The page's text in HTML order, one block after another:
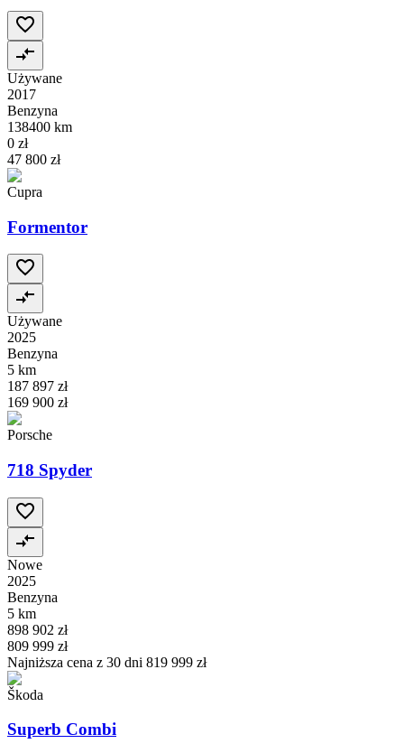
Używane
2017
Benzyna
138400 km
0 zł
47 800 zł
Cupra
Formentor
Używane
2025
Benzyna
5 km
187 897 zł
169 900 zł
Porsche
718 Spyder
Nowe
2025
Benzyna
5 km
898 902 zł
809 999 zł
Najniższa cena z 30 dni 819 999 zł
Škoda
Superb Combi